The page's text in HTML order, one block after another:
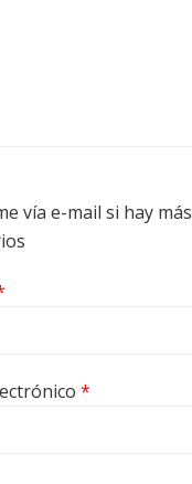
vía e-mail si hay más
*